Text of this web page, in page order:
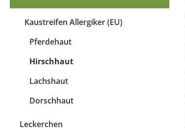
Pansen &
Leber &
Schwanz &
Kaustreifen Allergiker (EU)
Pferdehaut
Hirschhaut
Lachshaut
Dorschhaut
Leckerchen